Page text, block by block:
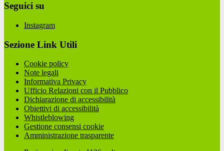
Seguici su
Instagram
Sezione Link Utili
Cookie policy
Note legali
Informativa Privacy
Ufficio Relazioni con il Pubblico
Dichiarazione di accessibilità
Obiettivi di accessibilità
Whistleblowing
Gestione consensi cookie
Amministrazione trasparente